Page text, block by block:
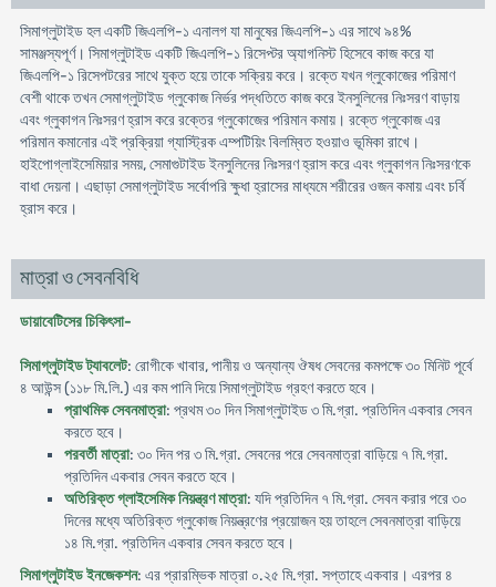
সিমাগ্লুটাইড হল একটি জিএলপি-১ এনালগ যা মানুষের জিএলপি-১ এর সাথে ৯৪%
সামঞ্জস্যপূর্ণ। সিমাগ্লুটাইড একটি জিএলপি-১ রিসেপ্টর অ্যাগনিস্ট হিসেবে কাজ করে যা
জিএলপি-১ রিসেপটরের সাথে যুক্ত হয়ে তাকে সক্রিয় করে। রক্তে যখন গ্লুকোজের পরিমাণ
বেশী থাকে তখন সেমাগ্লুটাইড গ্লুকোজ নির্ভর পদ্ধতিতে কাজ করে ইনসুলিনের নিঃসরণ বাড়ায়
এবং গ্লুকাগন নিঃসরণ হ্রাস করে রক্তের গ্লুকোজের পরিমান কমায়। রক্তে গ্লুকোজ এর
পরিমান কমানোর এই প্রক্রিয়া গ্যাস্ট্রিক এম্পটিয়িং বিলম্বিত হওয়াও ভূমিকা রাখে।
হাইপোগ্লাইসেমিয়ার সময়, সেমাগুটাইড ইনসুলিনের নিঃসরণ হ্রাস করে এবং গ্লুকাগন নিঃসরণকে
বাধা দেয়না। এছাড়া সেমাগ্লুটাইড সর্বোপরি ক্ষুধা হ্রাসের মাধ্যমে শরীরের ওজন কমায় এবং চর্বি
হ্রাস করে।
মাত্রা ও সেবনবিধি
ডায়াবেটিসের চিকিৎসা-
সিমাগ্লুটাইড ট্যাবলেট: রোগীকে খাবার, পানীয় ও অন্যান্য ঔষধ সেবনের কমপক্ষে ৩০ মিনিট পূর্বে
৪ আউন্স (১১৮ মি.লি.) এর কম পানি দিয়ে সিমাগ্লুটাইড গ্রহণ করতে হবে।
প্রাথমিক সেবনমাত্রা: প্রথম ৩০ দিন সিমাগ্লুটাইড ৩ মি.গ্রা. প্রতিদিন একবার সেবন
করতে হবে।
পরবর্তী মাত্রা: ৩০ দিন পর ৩ মি.গ্রা. সেবনের পরে সেবনমাত্রা বাড়িয়ে ৭ মি.গ্রা.
প্রতিদিন একবার সেবন করতে হবে।
অতিরিক্ত গ্লাইসেমিক নিয়ন্ত্রণ মাত্রা: যদি প্রতিদিন ৭ মি.গ্রা. সেবন করার পরে ৩০
দিনের মধ্যে অতিরিক্ত গ্লুকোজ নিয়ন্ত্রণের প্রয়োজন হয় তাহলে সেবনমাত্রা বাড়িয়ে
১৪ মি.গ্রা. প্রতিদিন একবার সেবন করতে হবে।
সিমাগ্লুটাইড ইনজেকশন: এর প্রারম্ভিক মাত্রা ০.২৫ মি.গ্রা. সপ্তাহে একবার। এরপর ৪